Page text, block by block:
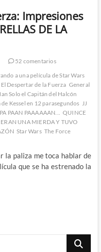
Impresiones
DE LA
52 comentarios
a una película de Star Wars
El Despertar de la Fuerza General
Solo el Capitán del Halcón
Kessel en 12 parasegundos JJ
PAAN PAAAAAAN...
QUINCE
UNA MIERDA Y TUVO
Star Wars The Force
la paliza me toca hablar de
que se ha estrenado la
Buscar